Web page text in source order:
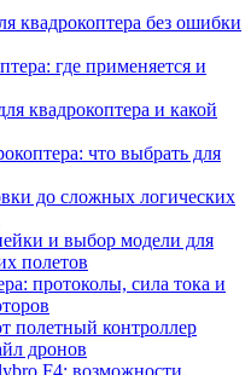
квадрокоптера без ошибки
где применяется и
квадрокоптера и какой
что выбрать для
до сложных логических
и выбор модели для
полетов
протоколы, сила тока и
полетный контроллер
дронов
F4: возможности,